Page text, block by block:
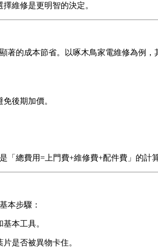
維修是更明智的決定。
著的成本節省。以啄木鳥家電維修為例，
後期加價。
總費用=上門費+維修費+配件費」的計
本步驟：
本工具。
是否被異物卡住。